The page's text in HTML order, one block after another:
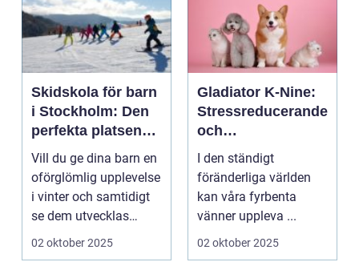
Skidskola för barn
i Stockholm: Den
perfekta platsen
för små blivande
skidåkare
Vill du ge dina barn en
oförglömlig upplevelse
i vinter och samtidigt
se dem utvecklas
p&a...
02 oktober 2025
Gladiator K-Nine:
Stressreducerande
och
ångestdämpande
hundhalsband
I den ständigt
föränderliga världen
kan våra fyrbenta
vänner uppleva ...
02 oktober 2025